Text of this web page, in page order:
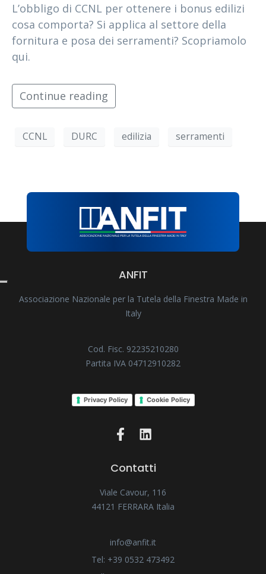
L’obbligo di CCNL per ottenere i bonus edilizi
cosa comporta? Si applica al settore della
fornitura e posa dei serramenti? Scopriamolo
qui.
Continue reading
CCNL DURC edilizia serramenti
ANFIT
Associazione Nazionale per la Tutela della Finestra Made in
Italy
Cod. Fisc. 92235210280
Partita IVA 04712910282
Privacy Policy Cookie Policy
Contatti
Viale Cavour, 116
44121 FERRARA Italia
info@anfit.it
Tel: +39 0532 473492